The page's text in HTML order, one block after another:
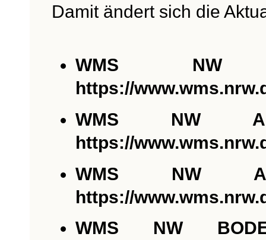
Damit ändert sich die
WMS NW
https://
WMS NW
https://
WMS NW
https://
WMS NW